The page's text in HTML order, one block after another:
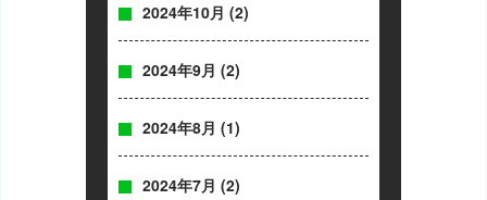
2024年10月 (2)
2024年9月 (2)
2024年8月 (1)
2024年7月 (2)